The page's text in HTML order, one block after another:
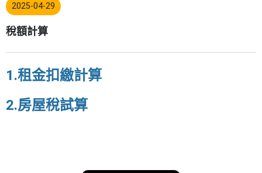
2025-04-29
稅額計算
1.租金扣繳計算
2.房屋稅試算